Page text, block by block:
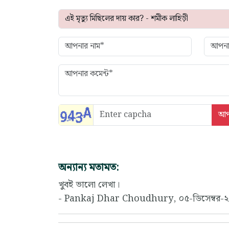
অন্যান্য মতামত:
খুবই ভালো লেখা।
- Pankaj Dhar Choudhury, ০৫-ডিসেম্বর-